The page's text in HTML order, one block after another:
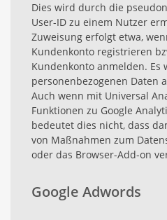
Dies wird durch die
User-ID zu einem Nutzer
Zuweisung erfolgt etwa,
Kundenkonto registrieren
Kundenkonto anmelden. Es
personenbezogenen Daten
Auch wenn mit Universal
Funktionen zu Google
bedeutet dies nicht, dass
von Maßnahmen zum
oder das Browser-Add-on
Google Adwords